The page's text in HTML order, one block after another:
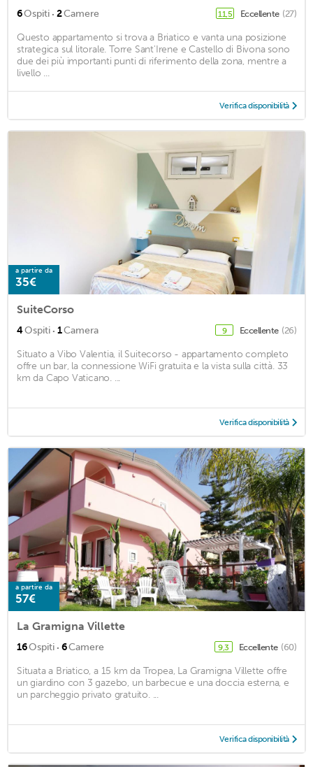
6Ospiti · 2Camere 11,5 Eccellente (27)
Questo appartamento si trova a Briatico e vanta una posizione
strategica sul litorale. Torre Sant'Irene e Castello di Bivona sono
due dei più importanti punti di riferimento della zona, mentre a
livello ...
Verifica disponibilità
a partire da
35€
SuiteCorso
4Ospiti · 1Camera 9 Eccellente (26)
Situato a Vibo Valentia, il Suitecorso - appartamento completo
offre un bar, la connessione WiFi gratuita e la vista sulla città. 33
km da Capo Vaticano. ...
Verifica disponibilità
a partire da
57€
La Gramigna Villette
16Ospiti · 6Camere 9,3 Eccellente (60)
Situata a Briatico, a 15 km da Tropea, La Gramigna Villette offre
un giardino con 3 gazebo, un barbecue e una doccia esterna, e
un parcheggio privato gratuito. ...
Verifica disponibilità